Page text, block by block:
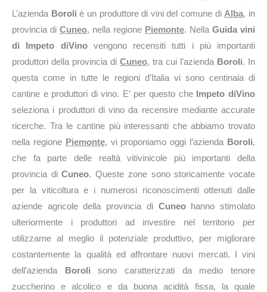
L’azienda Boroliè un produttore di vini del comune di Alba, in
provincia di Cuneo, nella regione Piemonte. Nella Guida vini
di Impeto diVinovengono recensiti tutti i più importanti
produttori della provincia di Cuneo, tra cui l’azienda Boroli. In
questa come in tutte le regioni d’Italia vi sono centinaia di
cantine e produttori di vino. E’ per questo che Impeto diVino
seleziona i produttori di vino da recensire mediante accurate
ricerche. Tra le cantine più interessanti che abbiamo trovato
nella regione Piemonte, vi proponiamo oggi l’azienda Boroli,
che fa parte delle realtà vitivinicole più importanti della
provincia diCuneo. Queste zone sono storicamente vocate
per la viticoltura e i numerosi riconoscimenti ottenuti dalle
aziende agricole della provincia di Cuneohanno stimolato
ulteriormente i produttori ad investire nel territorio per
utilizzarne al meglio il potenziale produttivo, per migliorare
costantemente la qualità ed affrontare nuovi mercati. I vini
dell’azienda Boroli sono caratterizzati da medio tenore
zuccherino e alcolico e da buona acidità fissa, la quale